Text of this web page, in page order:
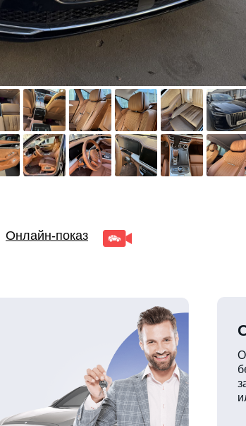
Онлайн-показ